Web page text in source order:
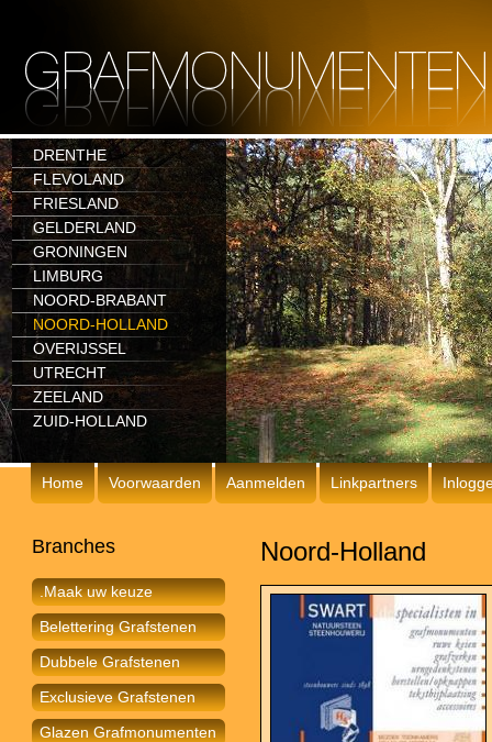
DRENTHE
FLEVOLAND
FRIESLAND
GELDERLAND
GRONINGEN
LIMBURG
NOORD-BRABANT
NOORD-HOLLAND
OVERIJSSEL
UTRECHT
ZEELAND
ZUID-HOLLAND
Home Voorwaarden Aanmelden Linkpartners
Branches
.Maak uw keuze
Belettering Grafstenen
Dubbele Grafstenen
Exclusieve Grafstenen
Glazen Grafmonumenten
Noord-Holland